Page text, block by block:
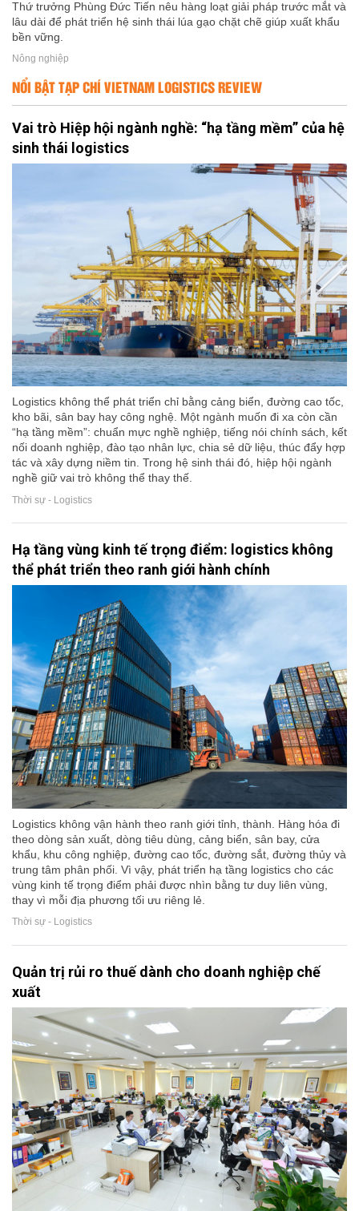
Thứ trưởng Phùng Đức Tiến nêu hàng loạt giải pháp trước mắt và
lâu dài để phát triển hệ sinh thái lúa gạo chặt chẽ giúp xuất khẩu
bền vững.
Nông nghiệp
NỔI BẬT TẠP CHÍ VIETNAM LOGISTICS REVIEW
Vai trò Hiệp hội ngành nghề: “hạ tầng mềm” của hệ
sinh thái logistics
Logistics không thể phát triển chỉ bằng cảng biển, đường cao tốc,
kho bãi, sân bay hay công nghệ. Một ngành muốn đi xa còn cần
“hạ tầng mềm”: chuẩn mực nghề nghiệp, tiếng nói chính sách, kết
nối doanh nghiệp, đào tạo nhân lực, chia sẻ dữ liệu, thúc đẩy hợp
tác và xây dựng niềm tin. Trong hệ sinh thái đó, hiệp hội ngành
nghề giữ vai trò không thể thay thế.
Thời sự - Logistics
Hạ tầng vùng kinh tế trọng điểm: logistics không
thể phát triển theo ranh giới hành chính
Logistics không vận hành theo ranh giới tỉnh, thành. Hàng hóa đi
theo dòng sản xuất, dòng tiêu dùng, cảng biển, sân bay, cửa
khẩu, khu công nghiệp, đường cao tốc, đường sắt, đường thủy và
trung tâm phân phối. Vì vậy, phát triển hạ tầng logistics cho các
vùng kinh tế trọng điểm phải được nhìn bằng tư duy liên vùng,
thay vì mỗi địa phương tối ưu riêng lẻ.
Thời sự - Logistics
Quản trị rủi ro thuế dành cho doanh nghiệp chế
xuất